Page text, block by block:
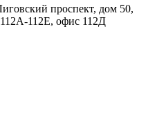
проспект, дом 50,
112Е, офис 112Д